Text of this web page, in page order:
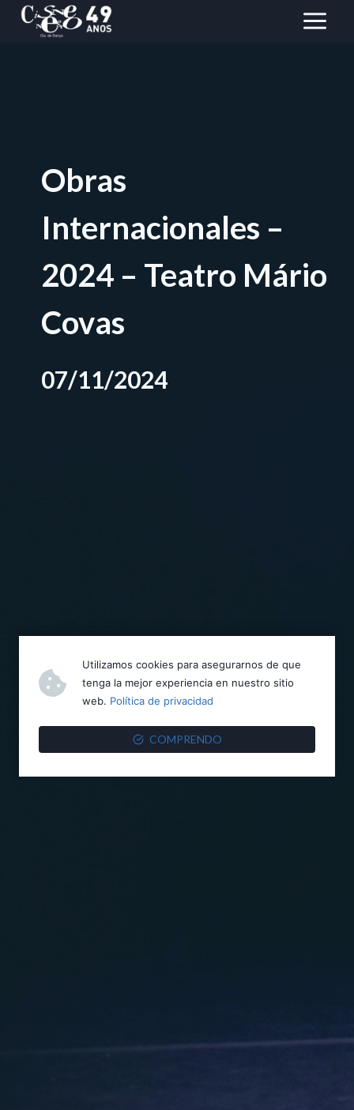
Saltar
Obras
Internacionales –
2024 – Teatro Mário
Covas
07/11/2024
Utilizamos cookies para asegurarnos de que
tenga la mejor experiencia en nuestro sitio
web. Política de privacidad
COMPRENDO